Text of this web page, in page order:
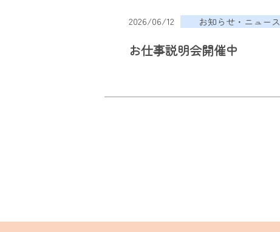
2026/06/12 お知らせ・ニュース
お仕事説明会開催中